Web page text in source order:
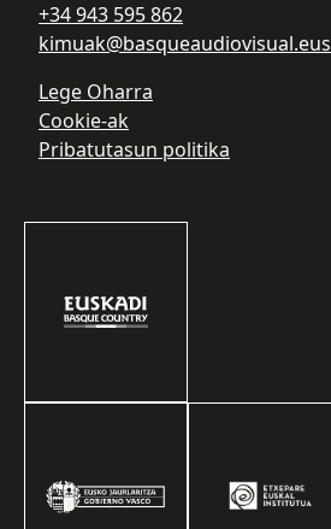
+34 943 595 862
kimuak@basqueaudiovisual.eus
Lege Oharra
Cookie-ak
Pribatutasun politika